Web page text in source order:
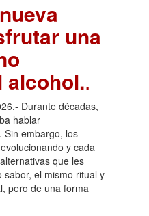
una
alcohol..
Durante décadas,
hablar
Sin embargo, los
y cada
que les
el mismo ritual y
pero de una forma